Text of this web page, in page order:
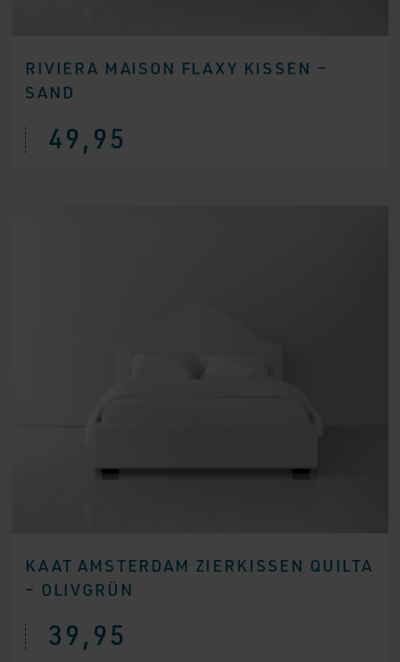
RIVIERA MAISON FLAXY KISSEN –
SAND
49,95
KAAT AMSTERDAM ZIERKISSEN QUILTA
– OLIVGRÜN
39,95